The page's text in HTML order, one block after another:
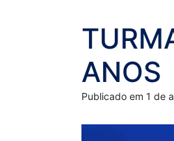
ANOS
Publicado em 1 de